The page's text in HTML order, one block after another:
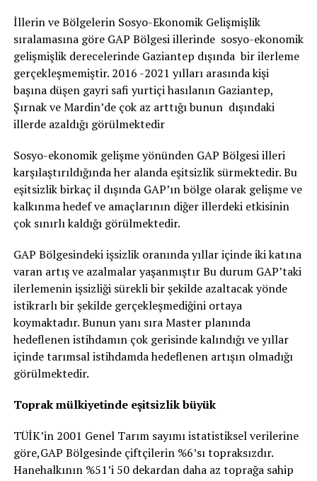
İllerin ve Bölgelerin Sosyo-Ekonomik Gelişmişlik
sıralamasına göre GAP Bölgesi illerinde sosyo-ekonomik
gelişmişlik derecelerinde Gaziantep dışında bir ilerleme
gerçekleşmemiştir. 2016 -2021 yılları arasında kişi
başına düşen gayri safi yurtiçi hasılanın Gaziantep,
Şırnak ve Mardin’de çok az arttığı bunun dışındaki
illerde azaldığı görülmektedir
Sosyo-ekonomik gelişme yönünden GAP Bölgesi illeri
karşılaştırıldığında her alanda eşitsizlik sürmektedir. Bu
eşitsizlik birkaç il dışında GAP’ın bölge olarak gelişme ve
kalkınma hedef ve amaçlarının diğer illerdeki etkisinin
çok sınırlı kaldığı görülmektedir.
GAP Bölgesindeki işsizlik oranında yıllar içinde iki katına
varan artış ve azalmalar yaşanmıştır Bu durum GAP’taki
ilerlemenin işsizliği sürekli bir şekilde azaltacak yönde
istikrarlı bir şekilde gerçekleşmediğini ortaya
koymaktadır. Bunun yanı sıra Master planında
hedeflenen istihdamın çok gerisinde kalındığı ve yıllar
içinde tarımsal istihdamda hedeflenen artışın olmadığı
görülmektedir.
Toprak mülkiyetinde eşitsizlik büyük
TÜİK’in 2001 Genel Tarım sayımı istatistiksel verilerine
göre,GAP Bölgesinde çiftçilerin %6’sı topraksızdır.
Hanehalkının %51’i 50 dekardan daha az toprağa sahip